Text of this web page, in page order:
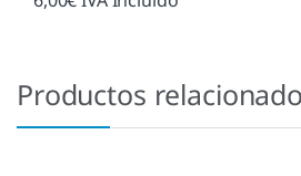
Productos